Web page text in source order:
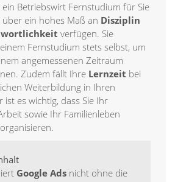
Betriebswirt Fernstudium für Sie
über ein hohes Maß an Disziplin
verfügen. Sie
Fernstudium stets selbst, um
angemessenen Zeitraum
Zudem fällt Ihre Lernzeit bei
Weiterbildung in Ihren
ist es wichtig, dass Sie Ihr
sowie Ihr Familienleben
Google Ads nicht ohne die